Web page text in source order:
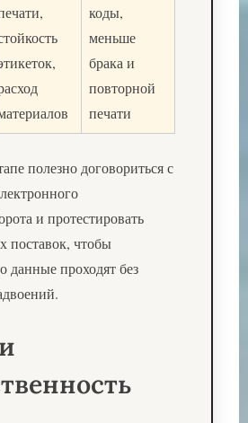
коды,
меньше
брака и
повторной
печати
полезно договориться с
и протестировать
поставок, чтобы
данные проходят без